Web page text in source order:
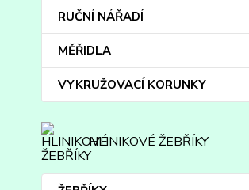
RUČNÍ NÁŘADÍ
MĚŘIDLA
VYKRUŽOVACÍ KORUNKY
HLINIKOVÉ ŽEBŘÍKY